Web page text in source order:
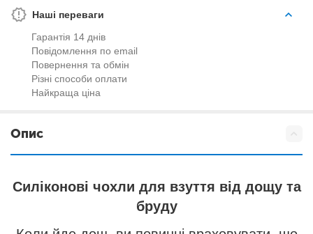
Наші переваги
Гарантія 14 днів
Повідомлення по email
Повернення та обмін
Різні способи оплати
Найкраща ціна
Опис
Силіконові чохли для взуття від дощу та
бруду